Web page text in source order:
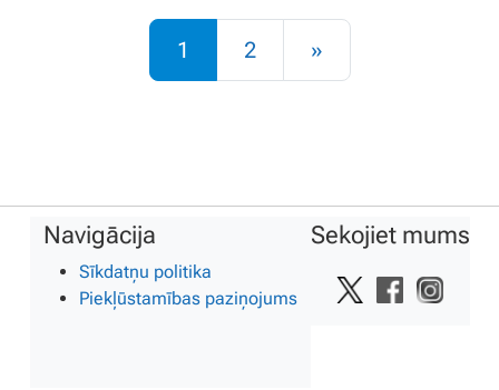
Rakstu navigācija
1 2 »
Navigācija
Sīkdatņu politika
Piekļūstamības paziņojums
Sekojiet mums